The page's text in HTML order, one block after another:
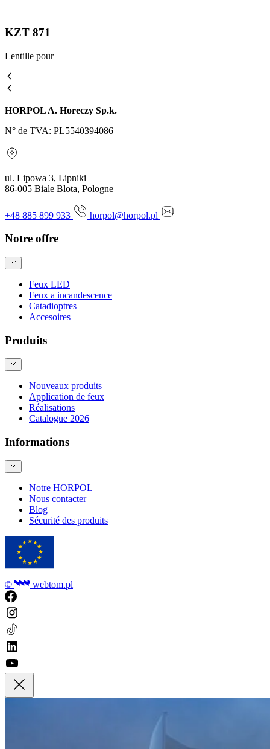
KZT 871
Lentille pour
HORPOL A. Horeczy Sp.k.
N° de TVA: PL5540394086
ul. Lipowa 3, Lipniki
86-005 Biale Blota, Pologne
+48 885 899 933 horpol@horpol.pl
Notre offre
Feux LED
Feux a incandescence
Catadioptres
Accesoires
Produits
Nouveaux produits
Application de feux
Réalisations
Catalogue 2026
Informations
Notre HORPOL
Nous contacter
Blog
Sécurité des produits
© webtom.pl